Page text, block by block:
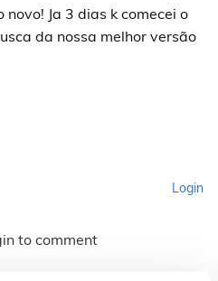
novo! Ja 3 dias k comecei o
da nossa melhor versão
Login
to comment